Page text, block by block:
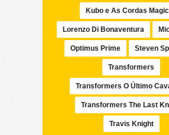
Kubo e As Cordas
Lorenzo Di Bonaventura
Optimus Prime Steven
Transformers
Transformers O Último
Transformers The Last
Travis Knight